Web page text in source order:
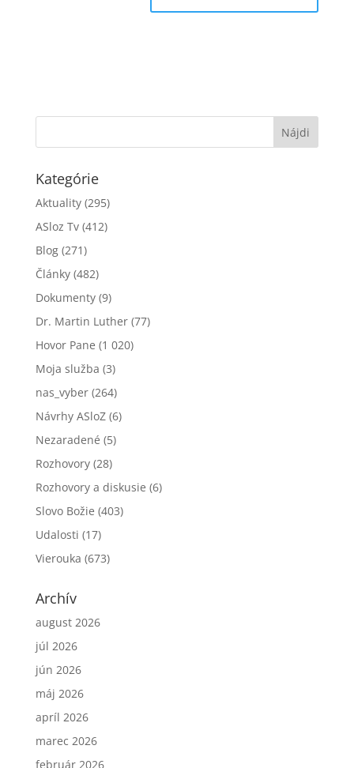
Kategórie
Aktuality(295)
ASloz Tv(412)
Blog(271)
Články(482)
Dokumenty(9)
Dr. Martin Luther(77)
Hovor Pane (1 020)
Moja služba (3)
nas_vyber(264)
Návrhy ASloZ(6)
Nezaradené (5)
Rozhovory(28)
Rozhovory a diskusie (6)
Slovo Božie (403)
Udalosti (17)
Vierouka (673)
Archív
august 2026
júl 2026
jún 2026
máj 2026
apríl 2026
marec 2026
február 2026